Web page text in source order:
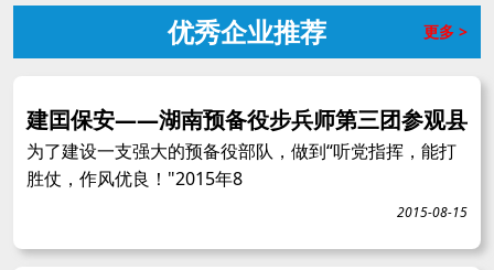
优秀企业推荐 更多 >
建囯保安——湖南预备役步兵师第三团参观县
为了建设一支强大的预备役部队，做到“听党指挥，能打
胜仗，作风优良！"2015年8
2015-08-15